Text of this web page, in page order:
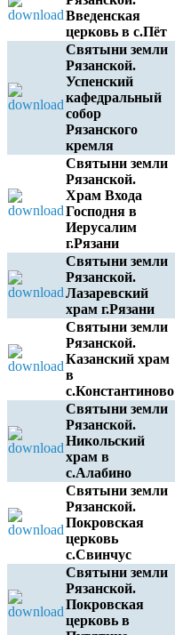
Введенская
церковь в с.Пёт
Святыни земли
Рязанской.
Успенский
кафедральный
собор
Рязанского
кремля
Святыни земли
Рязанской.
Храм Входа
Господня в
Иерусалим
г.Рязани
Святыни земли
Рязанской.
Лазаревский
храм г.Рязани
Святыни земли
Рязанской.
Казанский храм
в
с.Константиново
Святыни земли
Рязанской.
Никольский
храм в
с.Алабино
Святыни земли
Рязанской.
Покровская
церковь
с.Свинчус
Святыни земли
Рязанской.
Покровская
церковь в